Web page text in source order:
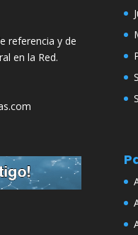
referencia y de
en la Red.